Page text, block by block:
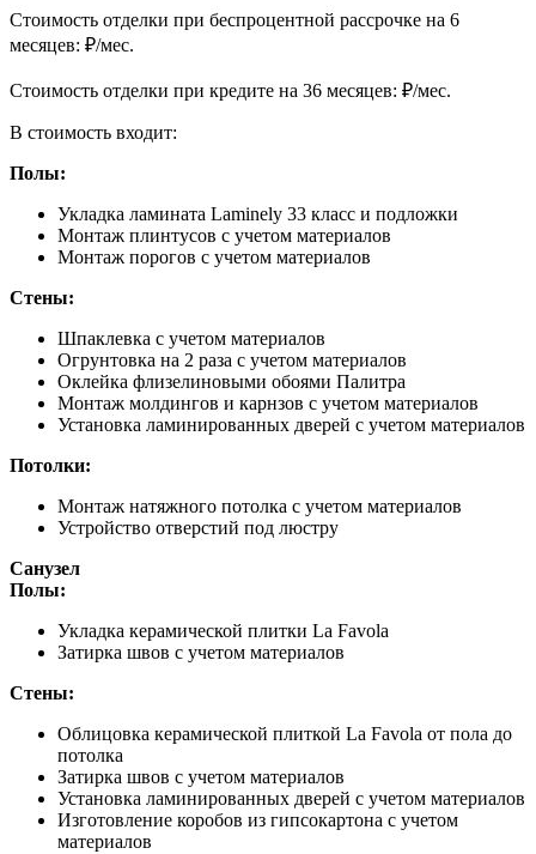
Cтоимость отделки при беспроцентной рассрочке на 6
месяцев: ₽/мес.
Cтоимость отделки при кредите на 36 месяцев: ₽/мес.
В стоимость входит:
Полы:
Укладка ламината Laminely 33 класс и подложки
Монтаж плинтусов с учетом материалов
Монтаж порогов с учетом материалов
Стены:
Шпаклевка с учетом материалов
Огрунтовка на 2 раза с учетом материалов
Оклейка флизелиновыми обоями Палитра
Монтаж молдингов и карнзов с учетом материалов
Установка ламинированных дверей с учетом материалов
Потолки:
Монтаж натяжного потолка с учетом материалов
Устройство отверстий под люстру
Санузел
Полы:
Укладка керамической плитки La Favola
Затирка швов с учетом материалов
Стены:
Облицовка керамической плиткой La Favola от пола до
потолка
Затирка швов с учетом материалов
Установка ламинированных дверей с учетом материалов
Изготовление коробов из гипсокартона с учетом
материалов